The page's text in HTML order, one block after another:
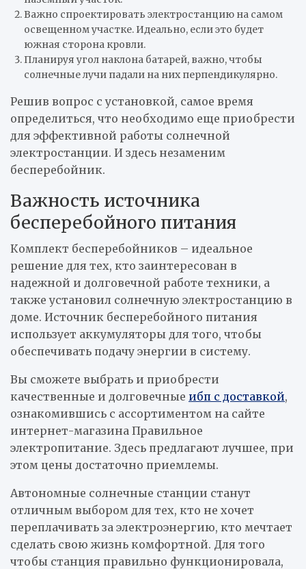
Важно спроектировать электростанцию на самом
освещенном участке. Идеально, если это будет
южная сторона кровли.
Планируя угол наклона батарей, важно, чтобы
солнечные лучи падали на них перпендикулярно.
Решив вопрос с установкой, самое время
определиться, что необходимо еще приобрести
для эффективной работы солнечной
электростанции. И здесь незаменим
бесперебойник.
Важность источника
бесперебойного питания
Комплект бесперебойников – идеальное
решение для тех, кто заинтересован в
надежной и долговечной работе техники, а
также установил солнечную электростанцию в
доме. Источник бесперебойного питания
использует аккумуляторы для того, чтобы
обеспечивать подачу энергии в систему.
Вы сможете выбрать и приобрести
качественные и долговечные ибп с доставкой,
ознакомившись с ассортиментом на сайте
интернет-магазина Правильное
электропитание. Здесь предлагают лучшее, при
этом цены достаточно приемлемы.
Автономные солнечные станции станут
отличным выбором для тех, кто не хочет
переплачивать за электроэнергию, кто мечтает
сделать свою жизнь комфортной. Для того
чтобы станция правильно функционировала,